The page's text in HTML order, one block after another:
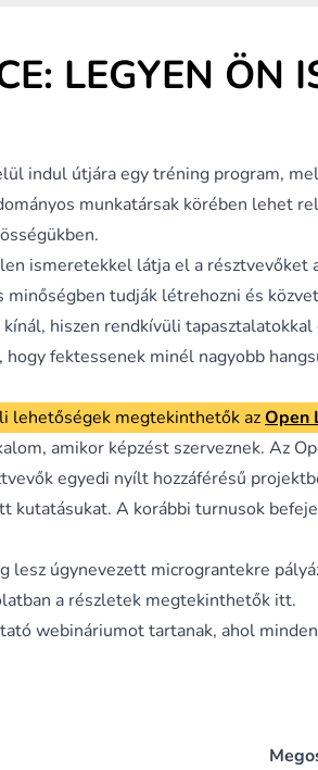
LEGYEN ÖN
indul útjára egy tréning program,
munkatársak körében lehet
ismeretekkel látja el a résztvevőket
tudják létrehozni és
hiszen rendkívüli tapasztalatokkal
fektessenek minél nagyobb
lehetőségek megtekinthetők azOpen
amikor képzést szerveznek. Az
egyedi nyílt hozzáférésű
kutatásukat. A korábbi turnusok
úgynevezett micrograntekre
a részletek megtekinthetők itt.
webináriumot tartanak, ahol